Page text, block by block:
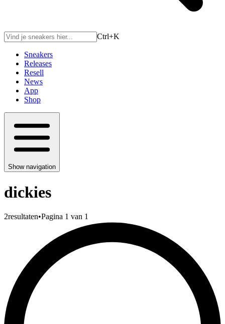
Ctrl+K
Sneakers
Releases
Resell
News
App
Shop
Show navigation
dickies
2resultaten•Pagina 1 van 1